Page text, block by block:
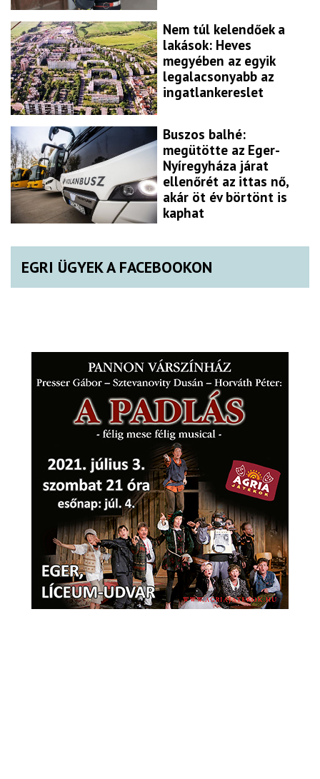
Nem túl kelendőek a
lakások: Heves
megyében az egyik
legalacsonyabb az
ingatlankereslet
Buszos balhé:
megütötte az Eger-
Nyíregyháza járat
ellenőrét az ittas nő,
akár öt év börtönt is
kaphat
EGRI ÜGYEK A FACEBOOKON